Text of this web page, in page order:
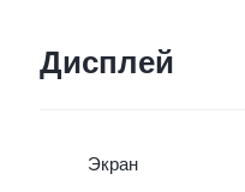
Дисплей
Экран